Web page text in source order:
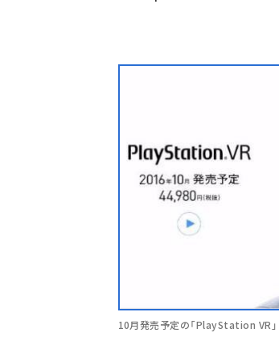
10月発売予定の「PlayStation VR」